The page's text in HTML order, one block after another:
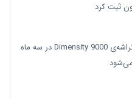
ثبت کرد
وان‌پلاس ۱۰R با تراشه‌ی Dimensity 9000 در سه ماه